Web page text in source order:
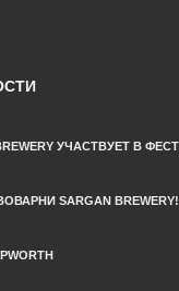
УЧАСТВУЕТ В
SARGAN BREWERY!